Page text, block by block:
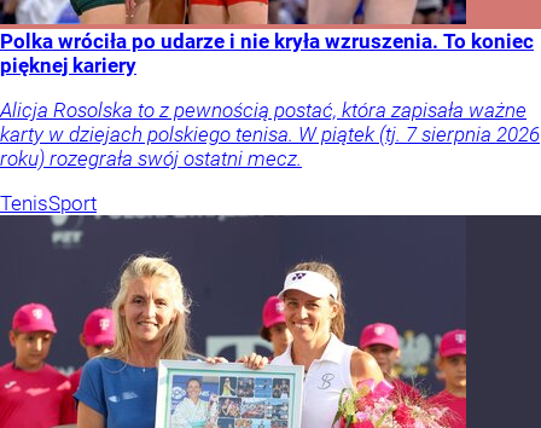
Polka wróciła po udarze i nie kryła wzruszenia. To koniec
pięknej kariery
Alicja Rosolska to z pewnością postać, która zapisała ważne
karty w dziejach polskiego tenisa. W piątek (tj. 7 sierpnia 2026
roku) rozegrała swój ostatni mecz.
TenisSport